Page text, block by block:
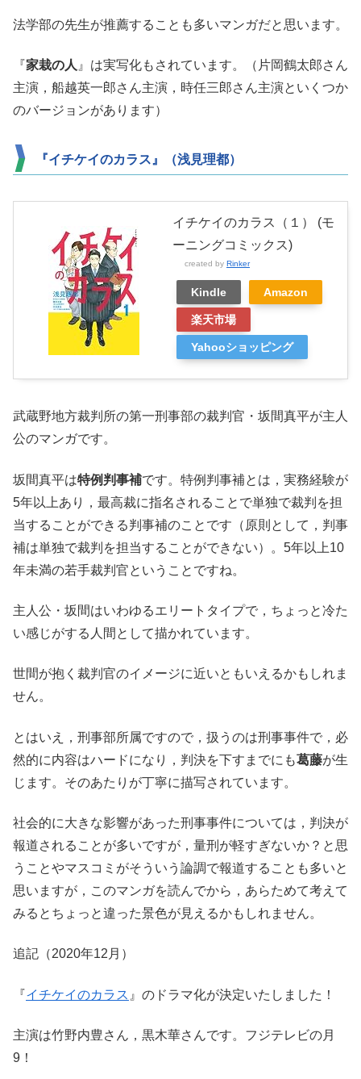
法学部の先生が推薦することも多いマンガだと思います。
『家栽の人 』は実写化もされています。（片岡鶴太郎さん
主演，船越英一郎さん主演，時任三郎さん主演といくつか
のバージョンがあります）
『イチケイのカラス』（浅見理都）
イチケイのカラス（１） (モ
ーニングコミックス)
created by Rinker
Kindle Amazon
楽天市場
Yahooショッピング
武蔵野地方裁判所の第一刑事部の裁判官・坂間真平が主人
公のマンガです。
坂間真平は特例判事補です。特例判事補とは，実務経験が
5年以上あり，最高裁に指名されることで単独で裁判を担
当することができる判事補のことです（原則として，判事
補は単独で裁判を担当することができない）。5年以上10
年未満の若手裁判官ということですね。
主人公・坂間はいわゆるエリートタイプで，ちょっと冷た
い感じがする人間として描かれています。
世間が抱く裁判官のイメージに近いともいえるかもしれま
せん。
とはいえ，刑事部所属ですので，扱うのは刑事事件で，必
然的に内容はハードになり，判決を下すまでにも葛藤が生
じます。そのあたりが丁寧に描写されています。
社会的に大きな影響があった刑事事件については，判決が
報道されることが多いですが，量刑が軽すぎないか？と思
うことやマスコミがそういう論調で報道することも多いと
思いますが，このマンガを読んでから，あらためて考えて
みるとちょっと違った景色が見えるかもしれません。
追記（2020年12月）
『イチケイのカラス 』のドラマ化が決定いたしました！
主演は竹野内豊さん，黒木華さんです。フジテレビの月
9！